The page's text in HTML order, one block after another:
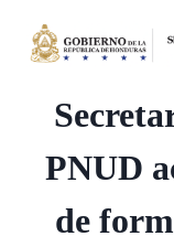
PNUD
de